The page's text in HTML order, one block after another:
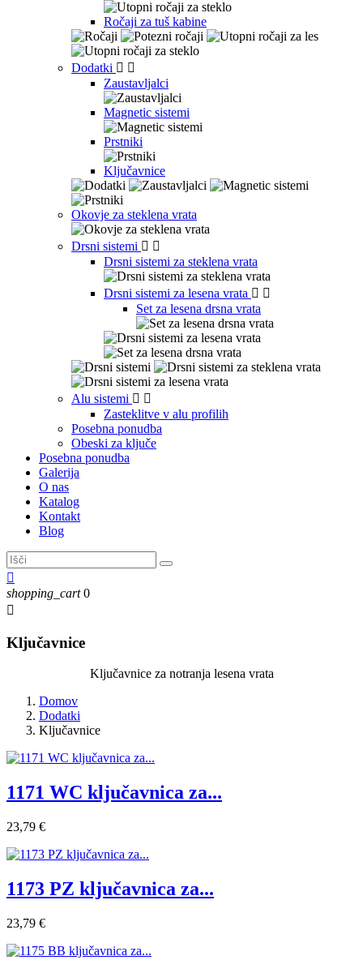
Ročaji za tuš kabine
Dodatki  
Zaustavljalci
Magnetic sistemi
Prstniki
Ključavnice
Okovje za steklena vrata
Drsni sistemi  
Drsni sistemi za steklena vrata
Drsni sistemi za lesena vrata  
Set za lesena drsna vrata
Alu sistemi  
Zasteklitve v alu profilih
Posebna ponudba
Obeski za ključe
Posebna ponudba
Galerija
O nas
Katalog
Kontakt
Blog

shopping_cart 0

Ključavnice
Ključavnice za notranja lesena vrata
Domov
Dodatki
Ključavnice
1171 WC ključavnica za...
23,79 €
1173 PZ ključavnica za...
23,79 €